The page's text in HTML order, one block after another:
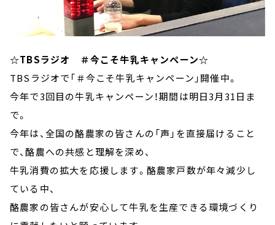
☆TBSラジオ ＃今こそ牛乳キャンペーン☆
TBSラジオで「＃今こそ牛乳キャンペーン」開催中。
今年で3回目の牛乳キャンペーン！期間は明日3月31日ま
で。
今年は、全国の酪農家の皆さんの「声」を直接届けること
で、酪農への共感と理解を深め、
牛乳消費の拡大を応援します。酪農家戸数が年々減少し
ている中、
酪農家の皆さんが安心して牛乳を生産できる環境づくり